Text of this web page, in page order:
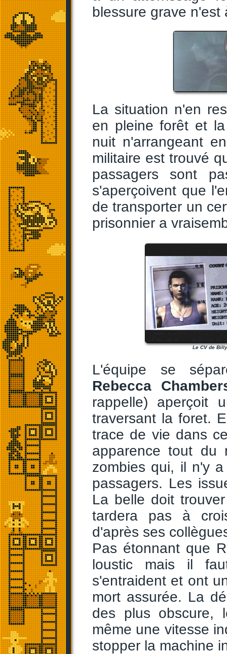
blessure grave n'est
La situation n'en
en pleine forêt et
nuit n'arrangeant
militaire est trouvé
passagers sont
s'aperçoivent que
de transporter un
prisonnier a
Le CV de
L'équipe se
Rebecca
rappelle) aperçoit
traversant la foret.
trace de vie dans
apparence tout du
zombies qui, il n'y
passagers. Les
La belle doit
tardera pas à
d'après ses
Pas étonnant que
loustic mais il
s'entraident et ont
mort assurée. La
des plus obscure,
même une vitesse
stopper la machine